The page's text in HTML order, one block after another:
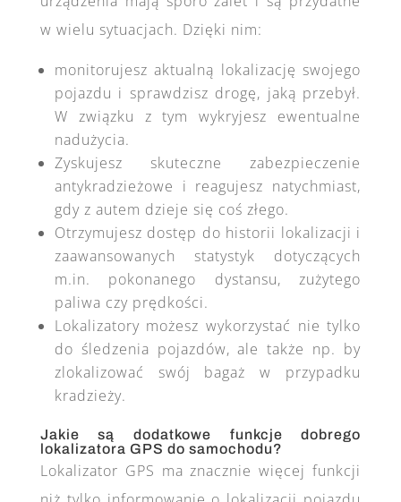
w wielu sytuacjach. Dzięki nim:
monitorujesz aktualną lokalizację swojego
pojazdu i sprawdzisz drogę, jaką przebył.
W związku z tym wykryjesz ewentualne
nadużycia.
Zyskujesz skuteczne zabezpieczenie
antykradzieżowe i reagujesz natychmiast,
gdy z autem dzieje się coś złego.
Otrzymujesz dostęp do historii lokalizacji i
zaawansowanych statystyk dotyczących
m.in. pokonanego dystansu, zużytego
paliwa czy prędkości.
Lokalizatory możesz wykorzystać nie tylko
do śledzenia pojazdów, ale także np. by
zlokalizować swój bagaż w przypadku
kradzieży.
Jakie są dodatkowe funkcje dobrego
lokalizatora GPS do samochodu?
Lokalizator GPS ma znacznie więcej funkcji